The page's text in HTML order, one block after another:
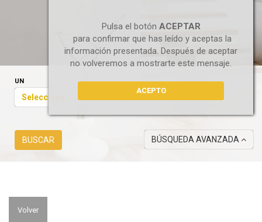
Pulsa el botón ACEPTAR
para confirmar que has leído y aceptas la
información presentada. Después de aceptar
no volveremos a mostrarte este mensaje.
ACEPTO
UN
Seleccione...
BUSCAR BÚSQUEDA AVANZADA
Volver